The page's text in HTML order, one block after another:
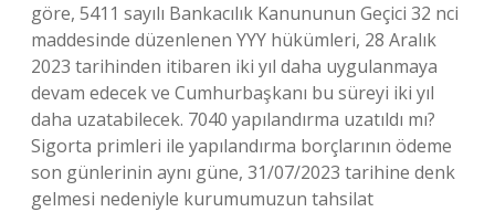
göre, 5411 sayılı Bankacılık Kanununun Geçici 32 nci
maddesinde düzenlenen YYY hükümleri, 28 Aralık
2023 tarihinden itibaren iki yıl daha uygulanmaya
devam edecek ve Cumhurbaşkanı bu süreyi iki yıl
daha uzatabilecek. 7040 yapılandırma uzatıldı mı?
Sigorta primleri ile yapılandırma borçlarının ödeme
son günlerinin aynı güne, 31/07/2023 tarihine denk
gelmesi nedeniyle kurumumuzun tahsilat